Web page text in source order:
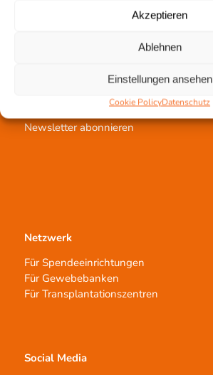
Akzeptieren
Ablehnen
Einstellungen ansehen
Cookie PolicyDatenschutz
Newsletter abonnieren
Netzwerk
Für Spendeeinrichtungen
Für Gewebebanken
Für Transplantationszentren
Social Media